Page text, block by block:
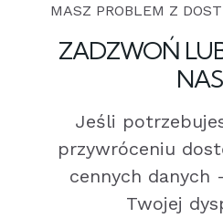
MASZ PROBLEM Z
ZADZWOŃ
Jeśli
przywróceniu
cennych danych
Twojej